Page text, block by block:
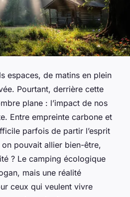
espaces, de matins en plein
Pourtant, derrière cette
plane : l’impact de nos
Entre empreinte carbone et
parfois de partir l’esprit
pouvait allier bien-être,
? Le camping écologique
mais une réalité
ceux qui veulent vivre